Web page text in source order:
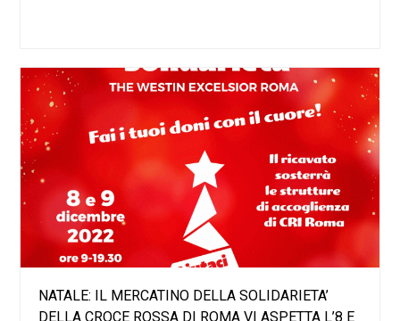
NATALE: IL MERCATINO DELLA SOLIDARIETA’
DELLA CROCE ROSSA DI ROMA VI ASPETTA L’8 E